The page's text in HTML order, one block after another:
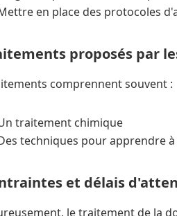
en place des protocoles
proposés par
comprennent souvent :
traitement chimique
techniques pour apprendre
et délais
le traitement de la